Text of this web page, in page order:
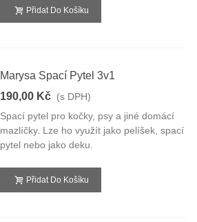
Přidat Do Košíku
Marysa Spací Pytel 3v1
190,00 Kč (s DPH)
Spací pytel pro kočky, psy a jiné domácí
mazlíčky. Lze ho využít jako pelíšek, spací
pytel nebo jako deku.
Přidat Do Košíku